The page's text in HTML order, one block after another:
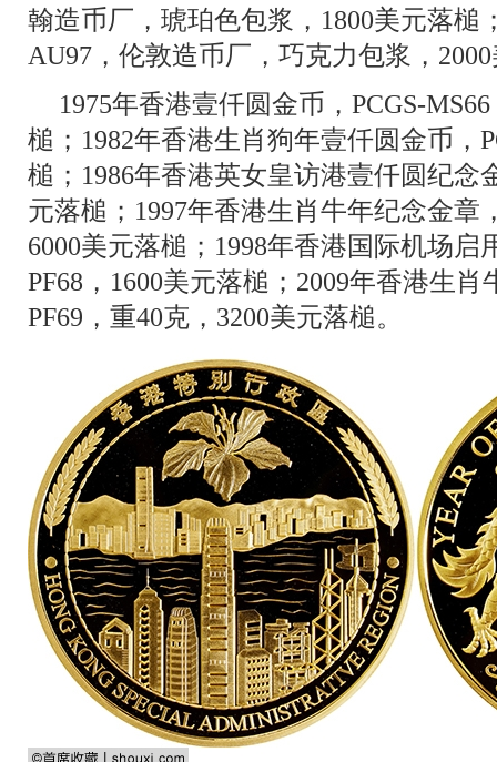
翰造币厂，琥珀色包浆，1800美元落槌
AU97，伦敦造币厂，巧克力包浆，
1975年香港壹仟圆金币，PCGS-
槌；1982年香港生肖狗年壹仟圆金币，
槌；1986年香港英女皇访港壹仟圆纪念
元落槌；1997年香港生肖牛年纪念金章
6000美元落槌；1998年香港国际机场启
PF68，1600美元落槌；2009年香港生
PF69，重40克，3200美元落槌。